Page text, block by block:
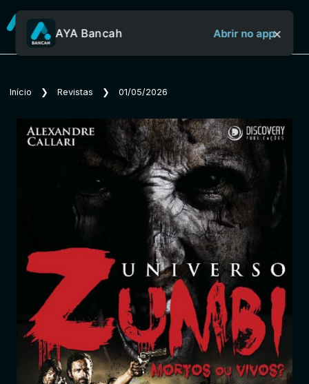
Sobre o Aya Bancah
Início
Revistas
Jornais
Notícias
Entrar
AYA Bancah Abrir no app×
Início ❯ Revistas ❯ 01/05/2026